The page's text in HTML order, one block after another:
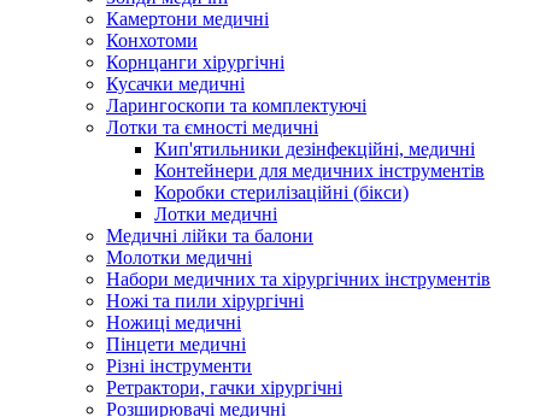
Камертони медичні
Конхотоми
Корнцанги хірургічні
Кусачки медичні
Ларингоскопи та комплектуючі
Лотки та ємності медичні
Кип'ятильники дезінфекційні, медичні
Контейнери для медичних інструментів
Коробки стерилізаційні (бікси)
Лотки медичні
Медичні лійки та балони
Молотки медичні
Набори медичних та хірургічних інструментів
Ножі та пили хірургічні
Ножиці медичні
Пінцети медичні
Різні інструменти
Ретрактори, гачки хірургічні
Розширювачі медичні